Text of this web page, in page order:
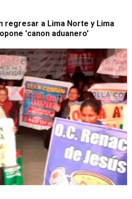
regresar a Lima Norte y Lima
'canon aduanero'